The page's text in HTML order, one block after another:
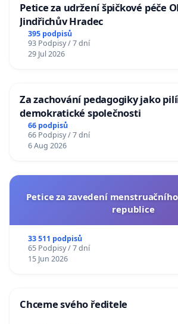
Petice za udržení špičkové péče
Jindřichův Hradec
395 podpisů
93 Podpisy / 7 dní
29 Jul 2026
Za zachování pedagogiky jako
demokratické společnosti
66 podpisů
66 Podpisy / 7 dní
6 Aug 2026
Petice za zavedení
republice
33 511 podpisů
65 Podpisy / 7 dní
15 Jun 2026
Chceme svého ředitele